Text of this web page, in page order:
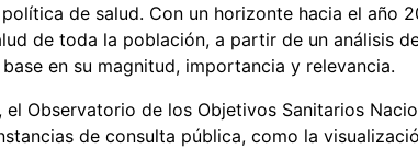
de salud. Con un horizonte hacia el año
de toda la población, a partir de un análisis
en su magnitud, importancia y relevancia.
el Observatorio de los Objetivos Sanitarios
de consulta pública, como la